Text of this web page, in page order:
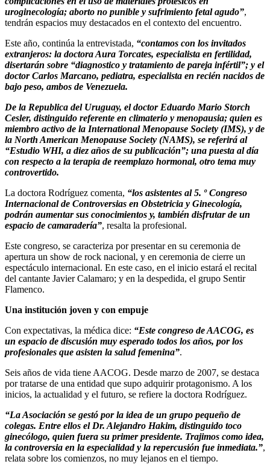
uroginecología; aborto no punible y sufrimiento fetal agudo”,
tendrán espacios muy destacados en el contexto del encuentro.
Este año, continúa la entrevistada, “contamos con los invitados
extranjeros: la doctora Aura Torcates, especialista en fertilidad,
disertarán sobre “diagnostico y tratamiento de pareja infértil”; y el
doctor Carlos Marcano, pediatra, especialista en recién nacidos de
bajo peso, ambos de Venezuela.
De la Republica del Uruguay, el doctor Eduardo Mario Storch
Cesler, distinguido referente en climaterio y menopausia; quien es
miembro activo de la International Menopause Society (IMS), y de
la North American Menopause Society (NAMS), se referirá al
“Estudio WHI, a diez años de su publicación”; una puesta al día
con respecto a la terapia de reemplazo hormonal, otro tema muy
controvertido.
La doctora Rodríguez comenta, “los asistentes al 5. º Congreso
Internacional de Controversias en Obstetricia y Ginecología,
podrán aumentar sus conocimientos y, también disfrutar de un
espacio de camaradería”, resalta la profesional.
Este congreso, se caracteriza por presentar en su ceremonia de
apertura un show de rock nacional, y en ceremonia de cierre un
espectáculo internacional. En este caso, en el inicio estará el recital
del cantante Javier Calamaro; y en la despedida, el grupo Sentir
Flamenco.
Una institución joven y con empuje
Con expectativas, la médica dice: “Este congreso de AACOG, es
un espacio de discusión muy esperado todos los años, por los
profesionales que asisten la salud femenina”.
Seis años de vida tiene AACOG. Desde marzo de 2007, se destaca
por tratarse de una entidad que supo adquirir protagonismo. A los
inicios, la actualidad y el futuro, se refiere la doctora Rodríguez.
“La Asociación se gestó por la idea de un grupo pequeño de
colegas. Entre ellos el Dr. Alejandro Hakim, distinguido toco
ginecólogo, quien fuera su primer presidente. Trajimos como idea,
la controversia en la especialidad y la repercusión fue inmediata.”,
relata sobre los comienzos, no muy lejanos en el tiempo.